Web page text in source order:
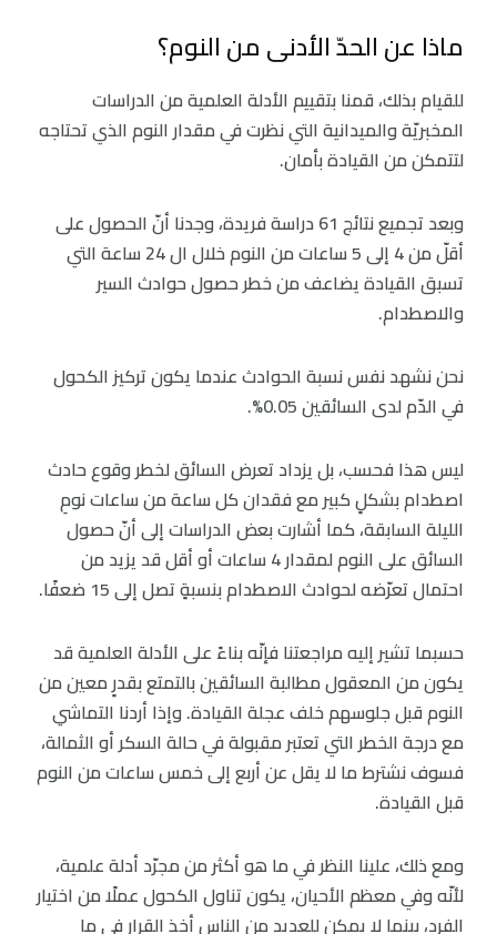
ماذا عن الحدّ الأدنى من النوم؟
للقيام بذلك، قمنا بتقييم الأدلة العلمية من الدراسات
المخبريّة والميدانية التي نظرت في مقدار النوم الذي تحتاجه
لتتمكن من القيادة بأمان.
وبعد تجميع نتائج 61 دراسة فريدة، وجدنا أنّ الحصول على
أقلّ من 4 إلى 5 ساعات من النوم خلال ال 24 ساعة التي
تسبق القيادة يضاعف من خطر حصول حوادث السير
والاصطدام.
نحن نشهد نفس نسبة الحوادث عندما يكون تركيز الكحول
في الدّم لدى السائقين 0.05%.
ليس هذا فحسب، بل يزداد تعرض السائق لخطر وقوع حادث
اصطدام بشكلٍ كبير مع فقدان كل ساعة من ساعات نومِ
الليلة السابقة، كما أشارت بعض الدراسات إلى أنّ حصول
السائق على النوم لمقدار 4 ساعات أو أقل قد يزيد من
احتمال تعرّضه لحوادث الاصطدام بنسبةٍ تصل إلى 15 ضعفًا.
حسبما تشير إليه مراجعتنا فإنّه بناءً على الأدلة العلمية قد
يكون من المعقول مطالبة السائقين بالتمتع بقدرٍ معين من
النوم قبل جلوسهم خلف عجلة القيادة. وإذا أردنا التماشي
مع درجة الخطر التي تعتبر مقبولة في حالة السكر أو الثمالة،
فسوف نشترط ما لا يقل عن أربع إلى خمس ساعات من النوم
قبل القيادة.
ومع ذلك، علينا النظر في ما هو أكثر من مجرّد أدلة علمية،
لأنّه وفي معظم الأحيان، يكون تناول الكحول عملًا من اختيار
الفرد، بينما لا يمكن للعديد من الناس أخذ القرار في ما